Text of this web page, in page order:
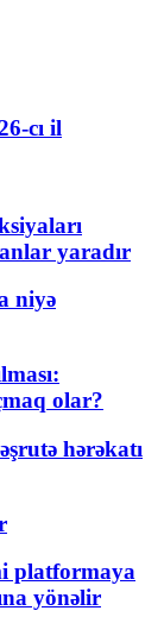
cı il
yaradır
niyə
olar?
hərəkatı
platformaya
yönəlir